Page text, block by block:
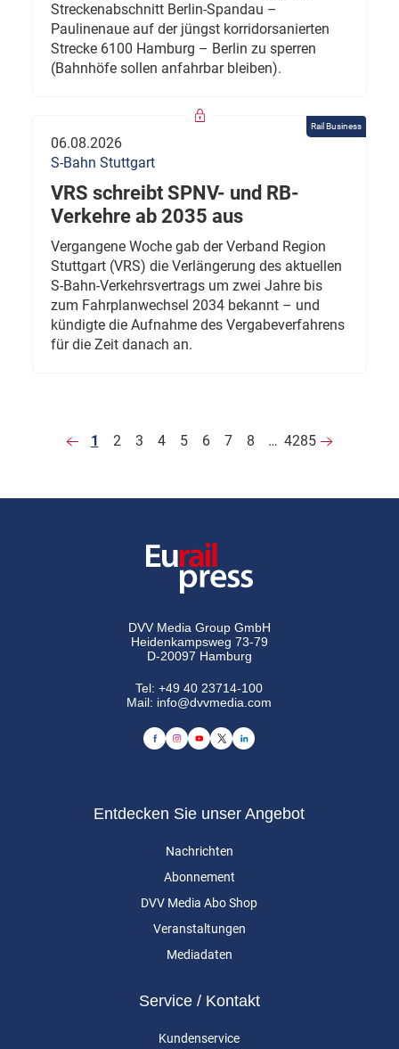
Streckenabschnitt Berlin-Spandau –
Paulinenaue auf der jüngst korridorsanierten
Strecke 6100 Hamburg – Berlin zu sperren
(Bahnhöfe sollen anfahrbar bleiben).
Rail Business
06.08.2026
S-Bahn Stuttgart
VRS schreibt SPNV- und RB-
Verkehre ab 2035 aus
Vergangene Woche gab der Verband Region
Stuttgart (VRS) die Verlängerung des aktuellen
S-Bahn-Verkehrsvertrags um zwei Jahre bis
zum Fahrplanwechsel 2034 bekannt – und
kündigte die Aufnahme des Vergabeverfahrens
für die Zeit danach an.
1 2 3 4 5 6 7 8 … 4285
DVV Media Group GmbH
Heidenkampsweg 73-79
D-20097 Hamburg
Tel:+49 40 23714-100
Mail: info@dvvmedia.com
Entdecken Sie unser Angebot
Nachrichten
Abonnement
DVV Media Abo Shop
Veranstaltungen
Mediadaten
Service / Kontakt
Kundenservice